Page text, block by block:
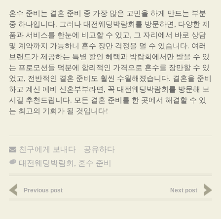
혼수 준비는 결혼 준비 중 가장 많은 고민을 하게 만드는 부분
중 하나입니다. 그러나 대전웨딩박람회를 방문하면, 다양한 제
품과 서비스를 한눈에 비교할 수 있고, 그 자리에서 바로 상담
및 계약까지 가능하니 혼수 장만 걱정을 덜 수 있습니다. 여러
브랜드가 제공하는 특별 할인 혜택과 박람회에서만 받을 수 있
는 프로모션들 덕분에 합리적인 가격으로 혼수를 장만할 수 있
었고, 전반적인 결혼 준비도 훨씬 수월해졌습니다. 결혼을 준비
하고 계신 예비 신혼부부라면, 꼭 대전웨딩박람회를 방문해 보
시길 추천드립니다. 모든 결혼 준비를 한 곳에서 해결할 수 있
는 최고의 기회가 될 것입니다!
친구에게 보내다
공유하다
대전웨딩박람회, 혼수 준비
Previous post Next post